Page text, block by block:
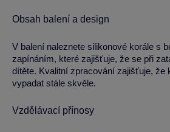
Obsah balení a design
V balení naleznete silikonové korále s
zapínáním, které zajišťuje, že se při
dítěte. Kvalitní zpracování zajišťuje, že
vypadat stále skvěle.
Vzdělávací přínosy